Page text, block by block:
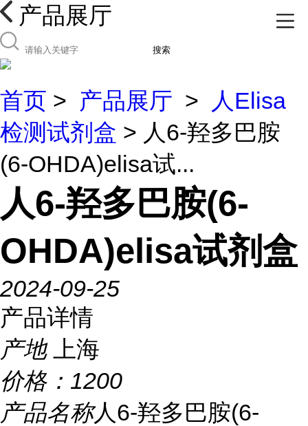
产品展厅
搜索
首页 > 产品展厅 >
人Elisa
检测试剂盒 > 人6-羟多巴胺
(6-OHDA)elisa试...
人6-羟多巴胺(6-
OHDA)elisa试剂盒
2024-09-25
产品详情
产地
上海
价格： 1200
产品名称人6-羟多巴胺(6-